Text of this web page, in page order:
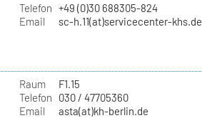
Telefon +49 (0)30 688305-824
Email
sc-h.11(at)servicecenter-khs.de
Raum
F1.15
Telefon
030 / 47705360
Email
asta(at)kh-berlin.de